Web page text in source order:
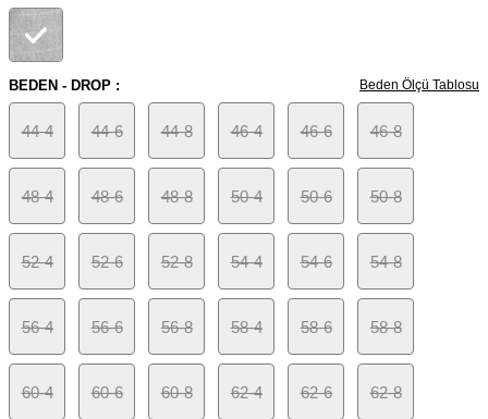
BEDEN - DROP : Beden Ölçü Tablosu
44-4 44-6 44-8 46-4 46-6 46-8
48-4 48-6 48-8 50-4 50-6 50-8
52-4 52-6 52-8 54-4 54-6 54-8
56-4 56-6 56-8 58-4 58-6 58-8
60-4 60-6 60-8 62-4 62-6 62-8